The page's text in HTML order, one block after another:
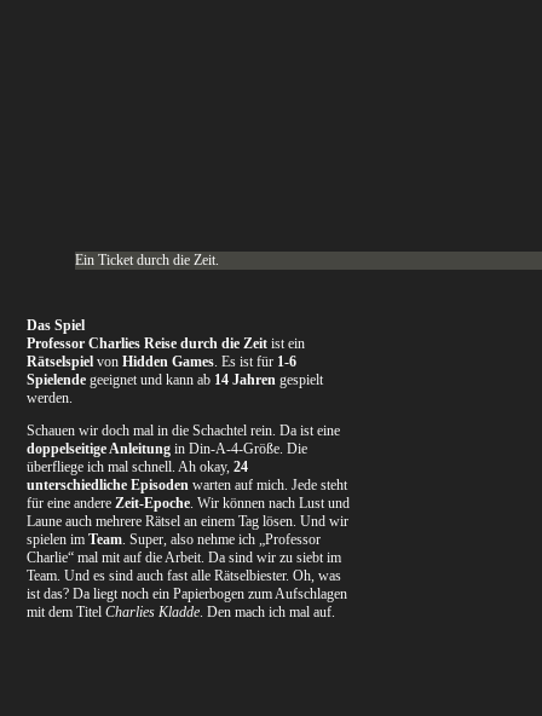
Ein Ticket durch die Zeit.
Das Spiel
Professor Charlies Reise durch die Zeitist ein
Rätselspiel vonHidden Games. Es ist für 1-6
Spielende geeignet und kann ab 14 Jahren gespielt
werden.
Schauen wir doch mal in die Schachtel rein. Da ist eine
doppelseitige Anleitung in Din-A-4-Größe. Die
überfliege ich mal schnell. Ah okay,24
unterschiedliche Episoden warten auf mich. Jede steht
für eine andereZeit-Epoche. Wir können nach Lust und
Laune auch mehrere Rätsel an einem Tag lösen. Und wir
spielen imTeam. Super, also nehme ich „Professor
Charlie“ mal mit auf die Arbeit. Da sind wir zu siebt im
Team. Und es sind auch fast alle Rätselbiester. Oh, was
ist das? Da liegt noch ein Papierbogen zum Aufschlagen
mit dem TitelCharlies Kladde. Den mach ich mal auf.